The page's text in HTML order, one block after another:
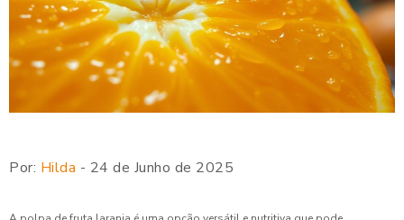
Por: Hilda - 24 de Junho de 2025